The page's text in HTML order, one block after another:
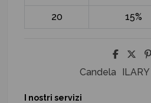
20 15%
Candela
I nostri servizi